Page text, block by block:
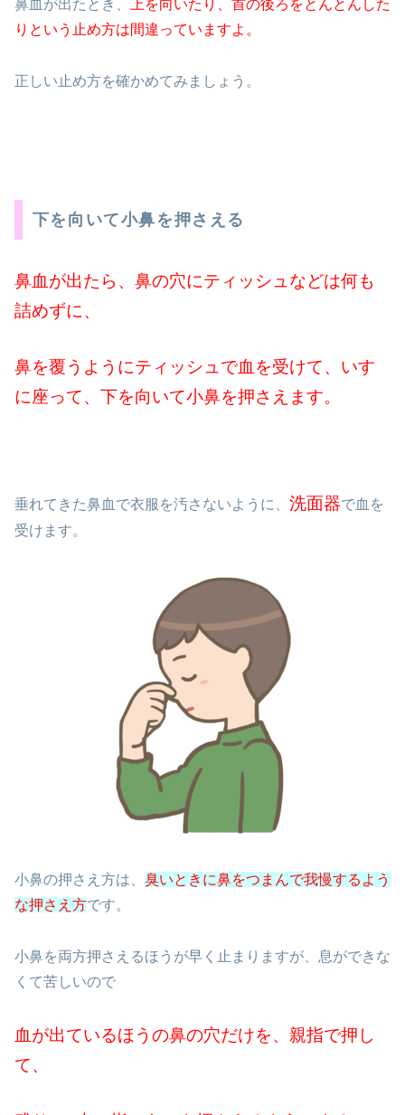
鼻血が出たとき、 上を向いたり、首の後ろをとんとんした
りという止め方は間違っていますよ。
正しい止め方を確かめてみましょう。
下を向いて小鼻を押さえる
鼻血が出たら、鼻の穴にティッシュなどは何も
詰めずに、
鼻を覆うようにティッシュで血を受けて、いす
に座って、下を向いて小鼻を押さえます。
垂れてきた鼻血で衣服を汚さないように、 洗面器で血を
受けます。
小鼻の押さえ方は、 臭いときに鼻をつまんで我慢するよう
な押さえ方です。
小鼻を両方押さえるほうが早く止まりますが、息ができな
くて苦しいので
血が出ているほうの鼻の穴だけを、親指で押し
て、